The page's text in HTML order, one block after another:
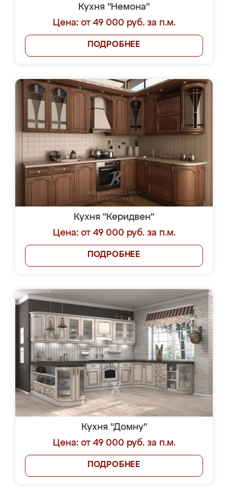
Кухня "Немона"
Цена: от 49 000 руб. за п.м.
ПОДРОБНЕЕ
Кухня "Керидвен"
Цена: от 49 000 руб. за п.м.
ПОДРОБНЕЕ
Кухня "Домну"
Цена: от 49 000 руб. за п.м.
ПОДРОБНЕЕ